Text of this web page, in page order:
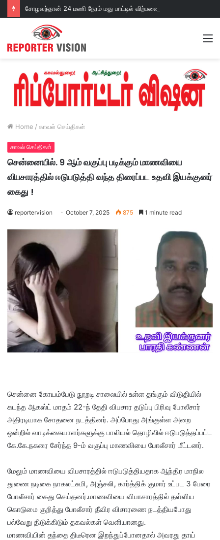
Home / காவல் செய்திகள்
காவல் செய்திகள்
சென்னையில். 9 ஆம் வகுப்பு படிக்கும் மாணவியை
விபசாரத்தில் ஈடுபடுத்தி வந்த திரைப்பட உதவி இயக்குனர்
கைது !
reportervision October 7, 2025 875 1 minute read
சென்னை கோயம்பேடு நூறடி சாலையில் உள்ள தங்கும் விடுதியில்
கடந்த ஆகஸ்ட் மாதம் 22-ந் தேதி விபசார தடுப்பு பிரிவு போலீசார்
அதிரடியாக சோதனை நடத்தினர். அப்போது அங்குள்ள அறை
ஒன்றில் வாடிக்கையாளர்களுக்கு பாலியல் தொழிலில் ஈடுபடுத்தப்பட்ட
கே.கே.நகரை சேர்ந்த 9-ம் வகுப்பு மாணவியை போலீசார் மீட்டனர்.
மேலும் மாணவியை விபசாரத்தில் ஈடுபடுத்தியதாக ஆந்திர மாநில
துணை நடிகை நாகலட்சுமி, அஞ்சலி, கார்த்திக் குமார் உட்பட 3 பேரை
போலீசார் கைது செய்தனர்.மாணவியை விபாசாரத்தில் தள்ளிய
கொடுமை குறித்து போலீசார் தீவிர விசாரணை நடத்தியபோது
பல்வேறு திடுக்கிடும் தகவல்கள் வெளியானது.
மாணவியின் தந்தை திடீரென இறந்துப்போனதால் அவரது தாய்